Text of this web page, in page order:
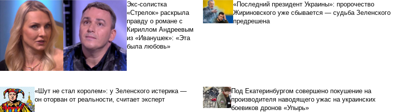
Экс-солистка
«Стрелок» раскрыла
правду о романе с
Кириллом Андреевым
из «Иванушек»: «Эта
была любовь»
«Последний президент Украины»: пророчество
Жириновского уже сбывается — судьба Зеленского
предрешена
«Шут не стал королем»: у Зеленского истерика —
он оторван от реальности, считает эксперт
Под Екатеринбургом совершено покушение на
производителя наводящего ужас на украинских
боевиков дронов «Упырь»